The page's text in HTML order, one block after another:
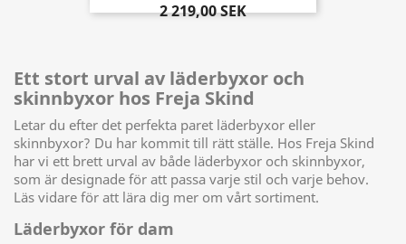
2 219,00 SEK
Ett stort urval av läderbyxor och
skinnbyxor hos Freja Skind
Letar du efter det perfekta paret läderbyxor eller
skinnbyxor? Du har kommit till rätt ställe. Hos Freja Skind
har vi ett brett urval av både läderbyxor och skinnbyxor,
som är designade för att passa varje stil och varje behov.
Läs vidare för att lära dig mer om vårt sortiment.
Läderbyxor för dam